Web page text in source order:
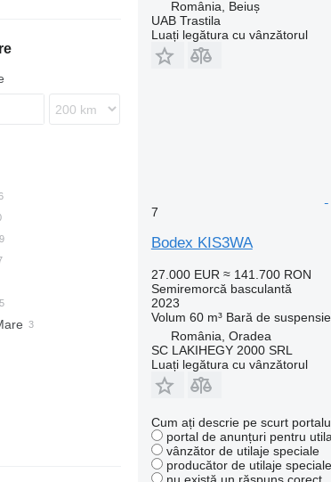
Vale
România, Beiuș
UAB Trastila
Luați legătura cu vânzătorul
7
Bodex KIS3WA
27.000 EUR ≈ 141.700 RON
Semiremorcă basculantă
2023
Volum 60 m³ Bară de suspensie
România, Oradea
SC LAKIHEGY 2000 SRL
Luați legătura cu vânzătorul
Cum ați descrie pe scurt
portal de anunțuri pentru
vânzător de utilaje speciale
producător de utilaje speciale